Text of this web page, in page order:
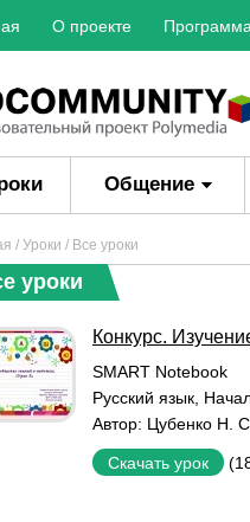
О проекте
Общение
/ Уроки / Все уроки
уроки
Конкурс.
SMART Notebook
Русский язык
Автор: Цубенко Н. С.
Скачать урок